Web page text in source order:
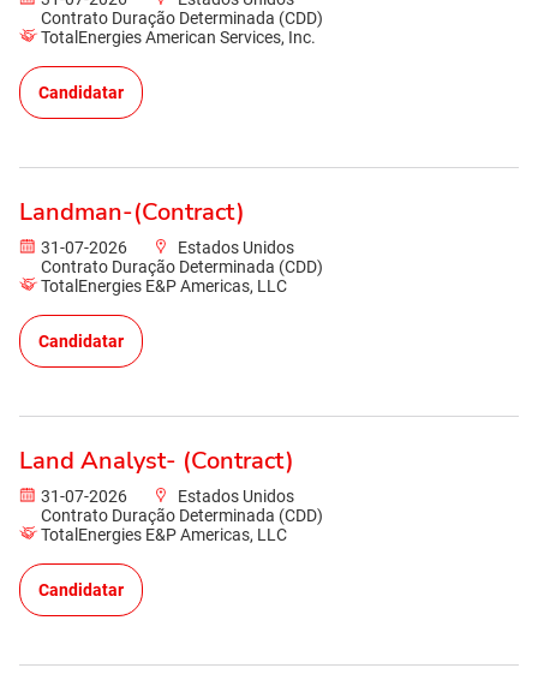
Contrato Duração Determinada (CDD)
TotalEnergies American Services, Inc.
Candidatar
Landman-(Contract)
31-07-2026
Estados Unidos
Contrato Duração Determinada (CDD)
TotalEnergies E&P Americas, LLC
Candidatar
Land Analyst- (Contract)
31-07-2026
Estados Unidos
Contrato Duração Determinada (CDD)
TotalEnergies E&P Americas, LLC
Candidatar